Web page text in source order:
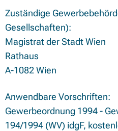
Zuständige
Gesellschaften):
Magistrat der Stadt Wien
Rathaus
A-1082 Wien
Anwendbare Vorschriften:
Gewerbeordnung 1994 -
194/1994 (WV) idgF,